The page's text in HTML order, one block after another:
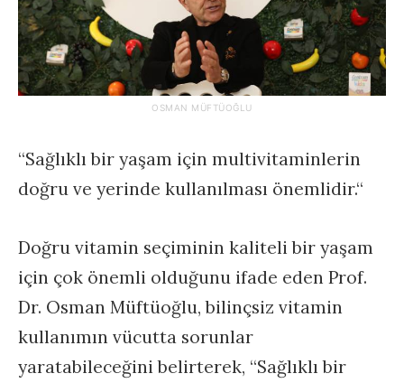
OSMAN MÜFTÜOĞLU
“Sağlıklı bir yaşam için multivitaminlerin
doğru ve yerinde kullanılması önemlidir.“
Doğru vitamin seçiminin kaliteli bir yaşam
için çok önemli olduğunu ifade eden Prof.
Dr. Osman Müftüoğlu, bilinçsiz vitamin
kullanımın vücutta sorunlar
yaratabileceğini belirterek, “Sağlıklı bir